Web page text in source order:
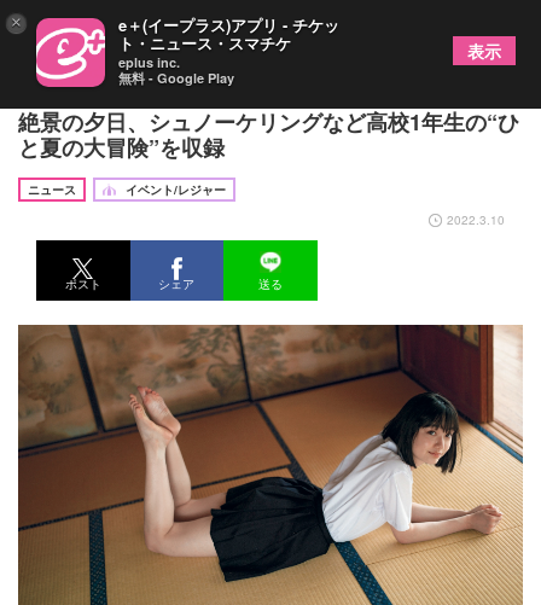
16歳の女優・小宮山莉渚、初の写真集発売が決定
絶景の夕日、シュノーケリングなど高校1年生の“ひ
と夏の大冒険”を収録
ニュース
イベント/レジャー
2022.3.10
ポスト シェア 送る
× e＋(イープラス)アプリ - チケッ
ト・ニュース・スマチケ
eplus inc.
無料 - Google Play
表示